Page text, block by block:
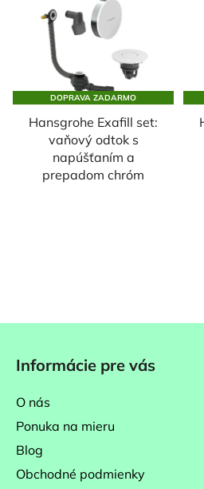
DOPRAVA ZADARMO
Hansgrohe Exafill set:
vaňový odtok s
napúšťaním a
prepadom chróm
Informácie pre vás
O nás
Ponuka na mieru
Blog
Obchodné podmienky